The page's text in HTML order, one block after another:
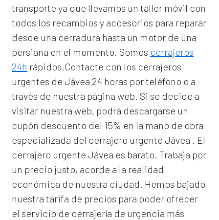
transporte ya que llevamos un taller móvil con
todos los recambios y accesorios para reparar
desde una cerradura hasta un motor de una
persiana en el momento. Somos cerrajeros
24h rápidos.Contacte con los cerrajeros
urgentes de Jávea 24 horas por teléfono o a
través de nuestra página web. Si se decide a
visitar nuestra web, podrá descargarse un
cupón descuento del 15% en la mano de obra
especializada del cerrajero urgente Jávea . El
cerrajero urgente Jávea es barato. Trabaja por
un precio justo, acorde a la realidad
económica de nuestra ciudad. Hemos bajado
nuestra tarifa de precios para poder ofrecer
el servicio de cerrajería de urgencia más